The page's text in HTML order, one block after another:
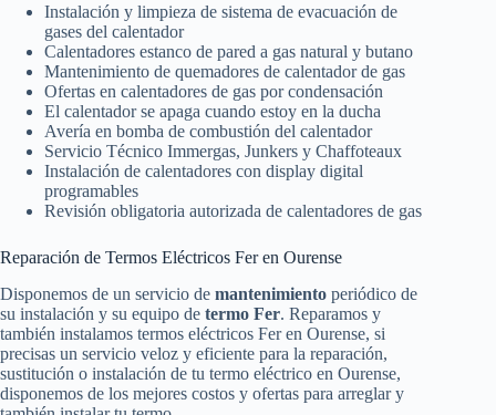
Instalación y limpieza de sistema de evacuación de
gases del calentador
Calentadores estanco de pared a gas natural y butano
Mantenimiento de quemadores de calentador de gas
Ofertas en calentadores de gas por condensación
El calentador se apaga cuando estoy en la ducha
Avería en bomba de combustión del calentador
Servicio Técnico Immergas, Junkers y Chaffoteaux
Instalación de calentadores con display digital
programables
Revisión obligatoria autorizada de calentadores de gas
Reparación de Termos Eléctricos Fer en Ourense
Disponemos de un servicio de mantenimiento periódico de
su instalación y su equipo de termo Fer. Reparamos y
también instalamos termos eléctricos Fer en Ourense, si
precisas un servicio veloz y eficiente para la reparación,
sustitución o instalación de tu termo eléctrico en Ourense,
disponemos de los mejores costos y ofertas para arreglar y